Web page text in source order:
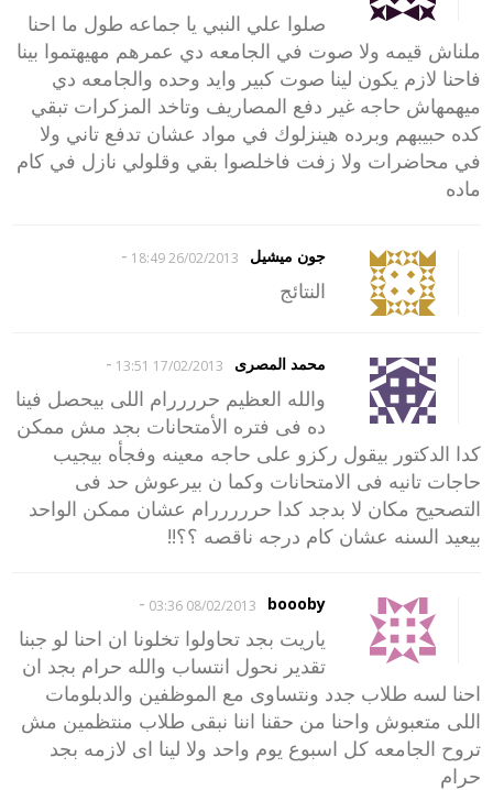
صلوا علي النبي يا جماعه طول ما احنا
ملناش قيمه ولا صوت في الجامعه دي عمرهم مهيهتموا بينا
فاحنا لازم يكون لينا صوت كبير وايد وحده والجامعه دي
ميهمهاش حاجه غير دفع المصاريف وتاخد المزكرات تبقي
كده حبيبهم وبرده هينزلوك في مواد عشان تدفع تاني ولا
في محاضرات ولا زفت فاخلصوا بقي وقلولي نازل في كام
ماده
جون ميشيل 26/02/2013 18:49
-
النتائج
محمد المصرى 17/02/2013 13:51
-
والله العظيم حررررام اللى بيحصل فينا
ده فى فتره الأمتحانات بجد مش ممكن
كدا الدكتور بيقول ركزو على حاجه معينه وفجأه بيجيب
حاجات تانيه فى الامتحانات وكما ن بيرعوش حد فى
التصحيح مكان لا بدجد كدا حرررررام عشان ممكن الواحد
بيعيد السنه عشان كام درجه ناقصه ؟؟!!
boooby
08/02/2013 03:36
-
ياريت بجد تحاولوا تخلونا ان احنا لو جبنا
تقدير نحول انتساب والله حرام بجد ان
احنا لسه طلاب جدد ونتساوى مع الموظفين والدبلومات
اللى متعبوش واحنا من حقنا اننا نبقى طلاب منتظمين مش
تروح الجامعه كل اسبوع يوم واحد ولا لينا اى لازمه بجد
حرام